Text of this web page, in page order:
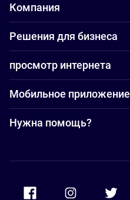
Компания
Решения для бизнеса
просмотр интернета
Мобильное приложение
Нужна помощь?